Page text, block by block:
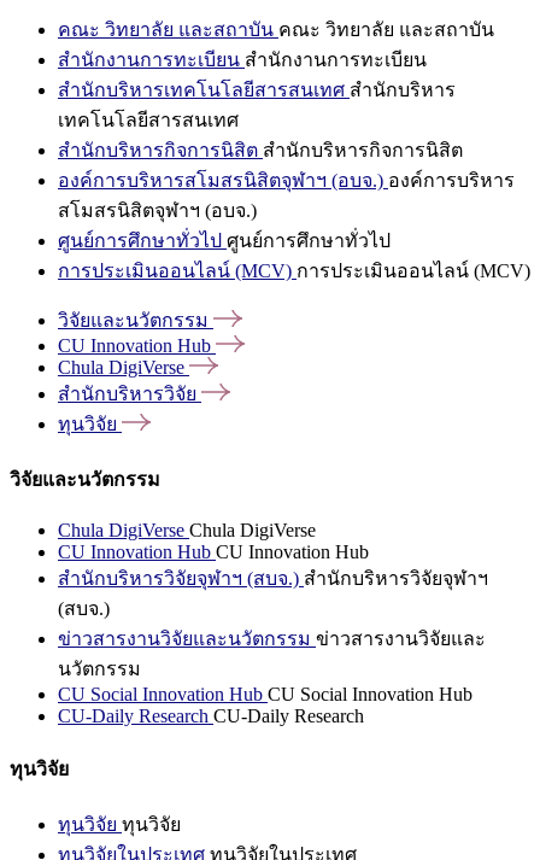
คณะ วิทยาลัย และสถาบัน คณะ วิทยาลัย และสถาบัน
สำนักงานการทะเบียน สำนักงานการทะเบียน
สำนักบริหารเทคโนโลยีสารสนเทศ สำนักบริหาร
เทคโนโลยีสารสนเทศ
สำนักบริหารกิจการนิสิต สำนักบริหารกิจการนิสิต
องค์การบริหารสโมสรนิสิตจุฬาฯ (อบจ.) องค์การบริหาร
สโมสรนิสิตจุฬาฯ (อบจ.)
ศูนย์การศึกษาทั่วไป ศูนย์การศึกษาทั่วไป
การประเมินออนไลน์ (MCV) การประเมินออนไลน์ (MCV)
วิจัยและนวัตกรรม
CU Innovation Hub
Chula DigiVerse
สำนักบริหารวิจัย
ทุนวิจัย
วิจัยและนวัตกรรม
Chula DigiVerse Chula DigiVerse
CU Innovation Hub CU Innovation Hub
สำนักบริหารวิจัยจุฬาฯ (สบจ.) สำนักบริหารวิจัยจุฬาฯ
(สบจ.)
ข่าวสารงานวิจัยและนวัตกรรม ข่าวสารงานวิจัยและ
นวัตกรรม
CU Social Innovation Hub CU Social Innovation Hub
CU-Daily Research CU-Daily Research
ทุนวิจัย
ทุนวิจัย ทุนวิจัย
ทุนวิจัยในประเทศ ทุนวิจัยในประเทศ